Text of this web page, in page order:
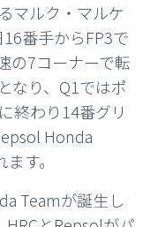
マルク・マルケ
番手からFP3で
の7コーナーで転
なり、Q1ではポ
終わり14番グリ
Honda
す。
Teamが誕生し